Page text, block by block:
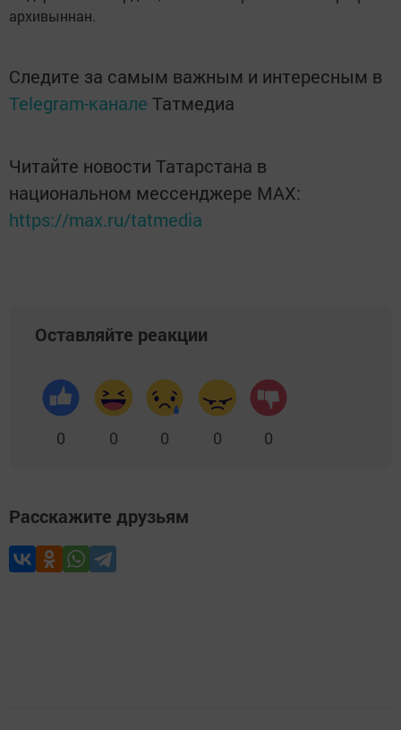
архивыннан.
Следите за самым важным и интересным в
Telegram-канале Татмедиа
Читайте новости Татарстана в
национальном мессенджере MАХ:
https://max.ru/tatmedia
Оставляйте реакции
0 0 0 0 0
Расскажите друзьям